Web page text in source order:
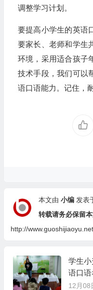
调整学习计划。
要提高小学生的英语
要家长、老师和学生
环境，采用适合孩子
技术手段，我们可以
语口语能力。记住，
本文由 小编发表
转载请务必保留本
http://
学生
语口
12月08